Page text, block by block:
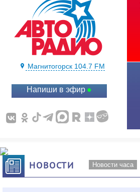
Магнитогорск 104.7 FM
Напиши в эфир
НОВОСТИ Новости часа